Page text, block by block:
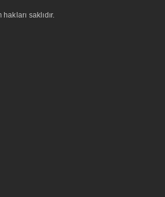
saklıdır.